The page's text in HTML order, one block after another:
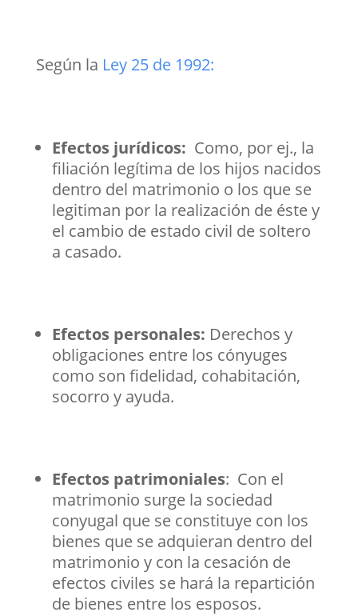
Según la Ley 25 de 1992:
Efectos jurídicos: Como, por ej., la
filiación legítima de los hijos nacidos
dentro del matrimonio o los que se
legitiman por la realización de éste y
el cambio de estado civil de soltero
a casado.
Efectos personales: Derechos y
obligaciones entre los cónyuges
como son fidelidad, cohabitación,
socorro y ayuda.
Efectos patrimoniales: Con el
matrimonio surge la sociedad
conyugal que se constituye con los
bienes que se adquieran dentro del
matrimonio y con la cesación de
efectos civiles se hará la repartición
de bienes entre los esposos.